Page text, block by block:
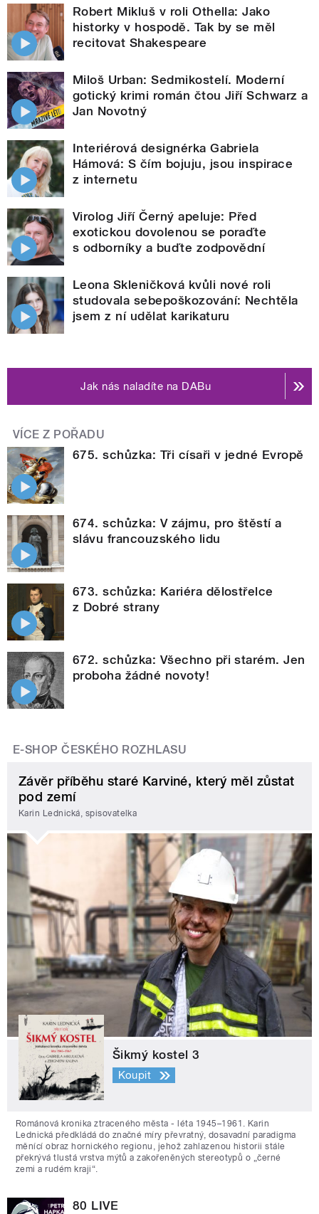
Robert Mikluš v roli Othella: Jako
historky v hospodě. Tak by se měl
recitovat Shakespeare
Miloš Urban: Sedmikostelí. Moderní
gotický krimi román čtou Jiří Schwarz a
Jan Novotný
Interiérová designérka Gabriela
Hámová: S čím bojuju, jsou inspirace
z internetu
Virolog Jiří Černý apeluje: Před
exotickou dovolenou se poraďte
s odborníky a buďte zodpovědní
Leona Skleničková kvůli nové roli
studovala sebepoškozování: Nechtěla
jsem z ní udělat karikaturu
Jak nás naladíte na DABu
VÍCE Z POŘADU
675. schůzka: Tři císaři v jedné Evropě
674. schůzka: V zájmu, pro štěstí a
slávu francouzského lidu
673. schůzka: Kariéra dělostřelce
z Dobré strany
672. schůzka: Všechno při starém. Jen
proboha žádné novoty!
E-SHOP ČESKÉHO ROZHLASU
Závěr příběhu staré Karviné, který měl zůstat
pod zemí
Karin Lednická, spisovatelka
Šikmý kostel 3
Koupit
Románová kronika ztraceného města - léta 1945–1961. Karin
Lednická předkládá do značné míry převratný, dosavadní paradigma
měnící obraz hornického regionu, jehož zahlazenou historii stále
překrývá tlustá vrstva mýtů a zakořeněných stereotypů o „černé
zemi a rudém kraji“.
80 LIVE